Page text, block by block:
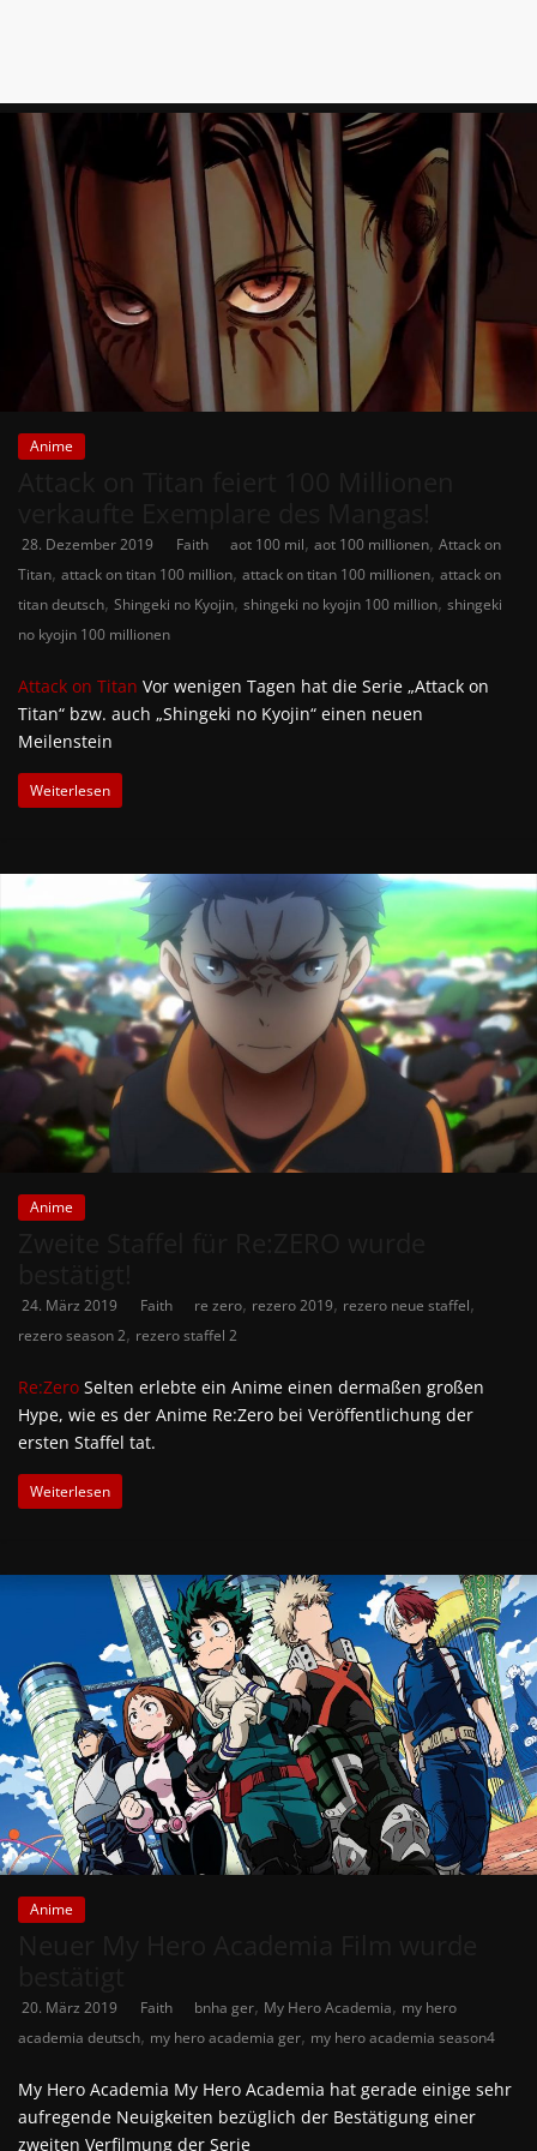
Anime
28. Dezember 2019 Faith aot 100 mil, aot 100 millionen, Attack on
Titan, attack on titan 100 million, attack on titan 100 millionen, attack on
titan deutsch, Shingeki no Kyojin, shingeki no kyojin 100 million, shingeki
no kyojin 100 millionen
Attack on Titan Vor wenigen Tagen hat die Serie „Attack on
Titan“ bzw. auch „Shingeki no Kyojin“ einen neuen
Meilenstein
Weiterlesen
Anime
24. März 2019 Faith re zero, rezero 2019, rezero neue staffel,
rezero season 2, rezero staffel 2
Re:Zero Selten erlebte ein Anime einen dermaßen großen
Hype, wie es der Anime Re:Zero bei Veröffentlichung der
ersten Staffel tat.
Weiterlesen
Anime
20. März 2019 Faith bnha ger, My Hero Academia, my hero
academia deutsch, my hero academia ger, my hero academia season4
My Hero Academia My Hero Academia hat gerade einige sehr
aufregende Neuigkeiten bezüglich der Bestätigung einer
zweiten Verfilmung der Serie